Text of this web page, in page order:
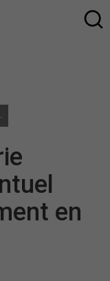
EN JANVIER 2027
en